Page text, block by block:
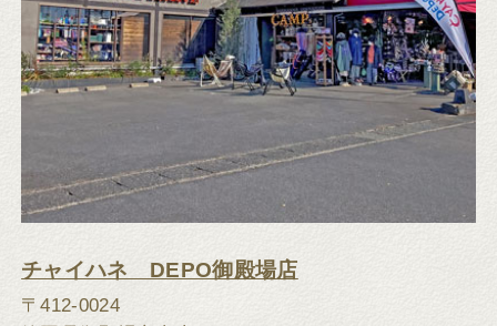
チャイハネ DEPO御殿場店
〒412-0024